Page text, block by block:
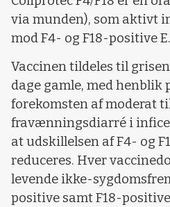
via munden), som aktivt
mod F4- og F18-positive
Vaccinen tildeles til
dage gamle, med henblik
forekomsten af moderat
fravænningsdiarré i
at udskillelsen af F4- og
reduceres. Hver
levende ikke-
positive samt F18-